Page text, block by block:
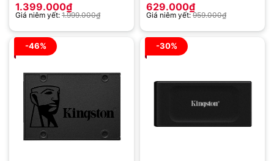
1.399.000₫
Giá niêm yết: 1.999.000₫
629.000₫
Giá niêm yết:959.000₫
-46% -30%